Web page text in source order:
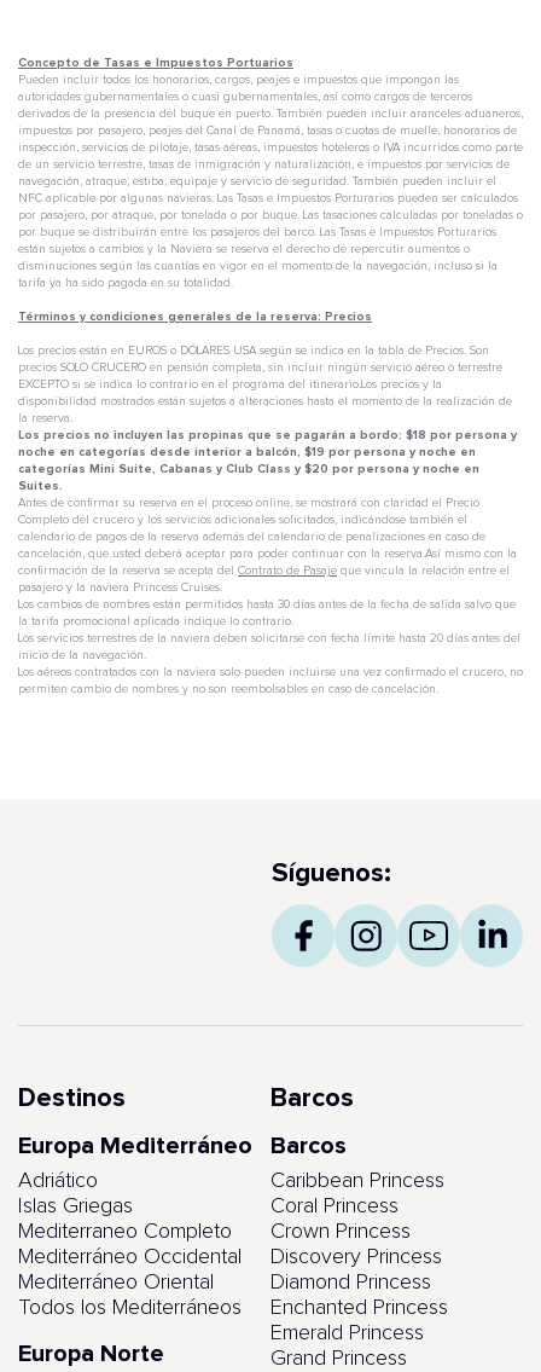
Concepto de Tasas e Impuestos Portuarios
Pueden incluir todos los honorarios, cargos, peajes e impuestos que impongan las
autoridades gubernamentales o cuasi gubernamentales, así como cargos de terceros
derivados de la presencia del buque en puerto. También pueden incluir aranceles aduaneros,
impuestos por pasajero, peajes del Canal de Panamá, tasas o cuotas de muelle, honorarios de
inspección, servicios de pilotaje, tasas aéreas, impuestos hoteleros o IVA incurridos como parte
de un servicio terrestre, tasas de inmigración y naturalización, e impuestos por servicios de
navegación, atraque, estiba, equipaje y servicio de seguridad. También pueden incluir el
NFC aplicable por algunas navieras. Las Tasas e Impuestos Porturarios pueden ser calculados
por pasajero, por atraque, por tonelada o por buque. Las tasaciones calculadas por toneladas o
por buque se distribuirán entre los pasajeros del barco. Las Tasas e Impuestos Porturarios
están sujetos a cambios y la Naviera se reserva el derecho de repercutir aumentos o
disminuciones según las cuantías en vigor en el momento de la navegación, incluso si la
tarifa ya ha sido pagada en su totalidad.
Términos y condiciones generales de la reserva: Precios
Los precios están en EUROS o DÓLARES USA según se indica en la tabla de Precios. Son
precios SOLO CRUCERO en pensión completa, sin incluir ningún servicio aéreo o terrestre
EXCEPTO si se indica lo contrario en el programa del itinerario.Los precios y la
disponibilidad mostrados están sujetos a alteraciones hasta el momento de la realización de
la reserva.
Los precios no incluyen las propinas que se pagarán a bordo: $18 por persona y
noche en categorías desde interior a balcón, $19 por persona y noche en
categorías Mini Suite, Cabanas y Club Class y $20 por persona y noche en
Suites.
Antes de confirmar su reserva en el proceso online, se mostrará con claridad el Precio
Completo del crucero y los servicios adicionales solicitados, indicándose también el
calendario de pagos de la reserva además del calendario de penalizaciones en caso de
cancelación, que usted deberá aceptar para poder continuar con la reserva.Así mismo con la
confirmación de la reserva se acepta del Contrato de Pasaje que vincula la relación entre el
pasajero y la naviera Princess Cruises.
Los cambios de nombres están permitidos hasta 30 días antes de la fecha de salida salvo que
la tarifa promocional aplicada indique lo contrario.
Los servicios terrestres de la naviera deben solicitarse con fecha límite hasta 20 días antes del
inicio de la navegación.
Los aéreos contratados con la naviera solo pueden incluirse una vez confirmado el crucero, no
permiten cambio de nombres y no son reembolsables en caso de cancelación.
Síguenos:
Destinos
Europa Mediterráneo
Adriático
Islas Griegas
Mediterraneo Completo
Mediterráneo Occidental
Mediterráneo Oriental
Todos los Mediterráneos
Europa Norte
Barcos
Barcos
Caribbean Princess
Coral Princess
Crown Princess
Discovery Princess
Diamond Princess
Enchanted Princess
Emerald Princess
Grand Princess